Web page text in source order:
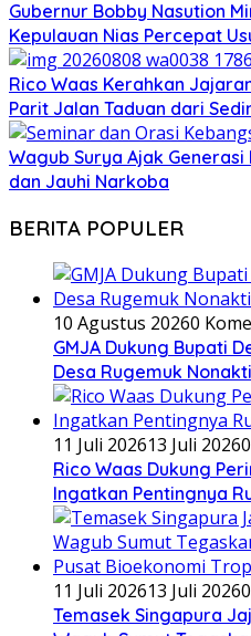
Gubernur Bobby Nasution
Kepulauan Nias Percepat
Rico Waas Kerahkan
Parit Jalan Taduan dari
Wagub Surya Ajak
dan Jauhi Narkoba
BERITA POPULER
10 Agustus 20260
GMJA Dukung Bupati
Desa Rugemuk
11 Juli 202613 Juli 2026
Rico Waas Dukung
Ingatkan Pentingnya
11 Juli 202613 Juli 2026
Temasek Singapura